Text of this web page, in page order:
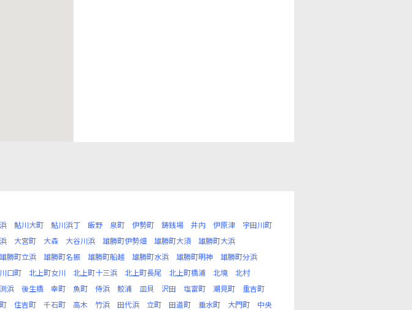
鮎川大町 鮎川浜丁 飯野 泉町 伊勢町 鋳銭場 井内 伊原津
宇田川町
大宮町 大森 大谷川浜 雄勝町伊勢畑 雄勝町大須
雄勝町大浜
雄勝町立浜 雄勝町名振 雄勝町船越 雄勝町水浜 雄勝町明神
雄勝町分浜
川口町 北上町女川 北上町十三浜 北上町長尾 北上町橋浦 北境
北村
浜 後生橋 幸町 魚町 侍浜 鮫浦 皿貝 沢田 塩富町 潮見町
重吉町
住吉町 千石町 高木 竹浜 田代浜 立町 田道町 垂水町 大門町
中央